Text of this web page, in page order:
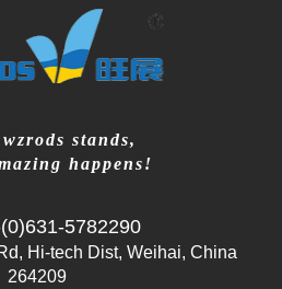
stands,
happens!
5782290
Hi-tech Dist, Weihai, China
264209